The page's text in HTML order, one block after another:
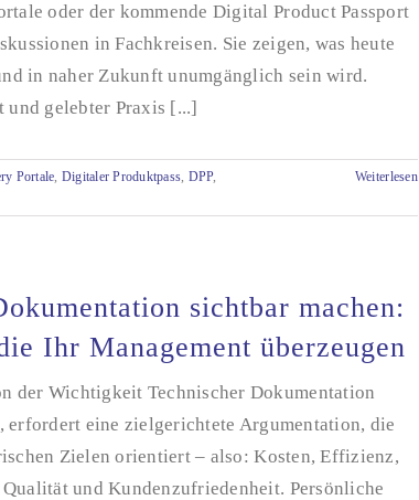
oder der kommende Digital Product Passport
in Fachkreisen. Sie zeigen, was heute
in naher Zukunft unumgänglich sein wird.
und gelebter Praxis [...]
Portale, Digitaler Produktpass, DPP,
Weiterlesen
sichtbar machen:
Ihr Management überzeugen
der Wichtigkeit Technischer Dokumentation
erfordert eine zielgerichtete Argumentation, die
Zielen orientiert – also: Kosten, Effizienz,
und Kundenzufriedenheit. Persönliche